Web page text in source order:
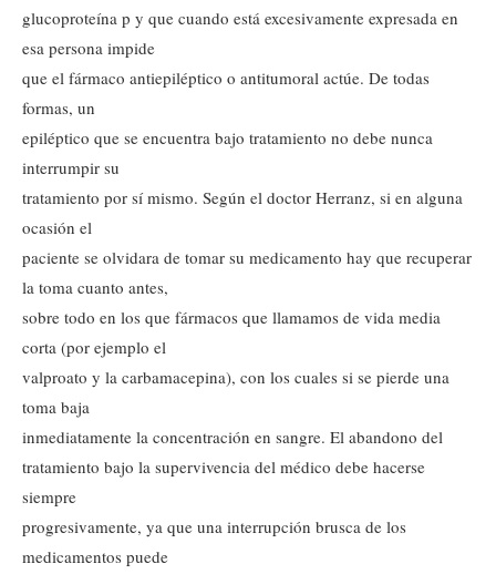
glucoproteína p y que cuando está excesivamente expresada en
esa persona impide
que el fármaco antiepiléptico o antitumoral actúe. De todas
formas, un
epiléptico que se encuentra bajo tratamiento no debe nunca
interrumpir su
tratamiento por sí mismo. Según el doctor Herranz, si en alguna
ocasión el
paciente se olvidara de tomar su medicamento hay que recuperar
la toma cuanto antes,
sobre todo en los que fármacos que llamamos de vida media
corta (por ejemplo el
valproato y la carbamacepina), con los cuales si se pierde una
toma baja
inmediatamente la concentración en sangre. El abandono del
tratamiento bajo la supervivencia del médico debe hacerse
siempre
progresivamente, ya que una interrupción brusca de los
medicamentos puede